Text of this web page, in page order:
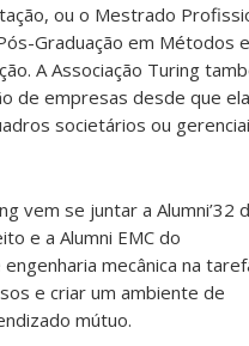
ou o Mestrado
Graduação em Métodos e
A Associação Turing
de empresas desde que ela
societários ou
vem se juntar a Alumni’32
e a Alumni EMC do
mecânica na
e criar um ambiente de
mútuo.